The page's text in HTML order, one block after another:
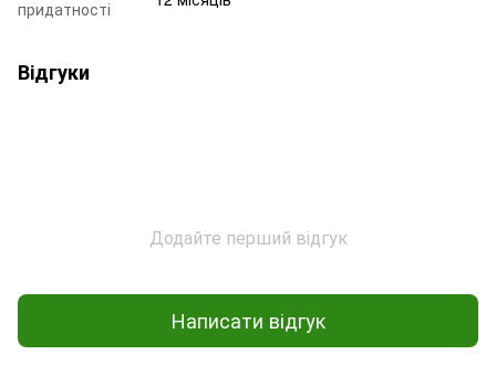
придатності
Відгуки
Додайте перший відгук
Написати відгук